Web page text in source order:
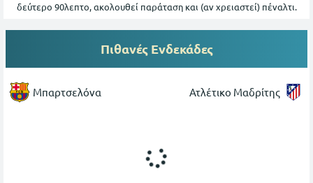
δεύτερο 90λεπτο, ακολουθεί παράταση και (αν χρειαστεί) πέναλτι.
Πιθανές Ενδεκάδες
Μπαρτσελόνα Ατλέτικο Μαδρίτης